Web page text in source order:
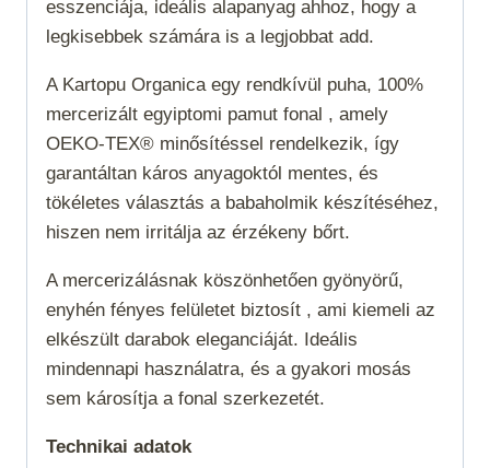
esszenciája, ideális alapanyag ahhoz, hogy a
legkisebbek számára is a legjobbat add.
A Kartopu Organica egy rendkívül puha, 100%
mercerizált egyiptomi pamut fonal , amely
OEKO-TEX® minősítéssel rendelkezik, így
garantáltan káros anyagoktól mentes, és
tökéletes választás a babaholmik készítéséhez,
hiszen nem irritálja az érzékeny bőrt.
A mercerizálásnak köszönhetően gyönyörű,
enyhén fényes felületet biztosít , ami kiemeli az
elkészült darabok eleganciáját. Ideális
mindennapi használatra, és a gyakori mosás
sem károsítja a fonal szerkezetét.
Technikai adatok